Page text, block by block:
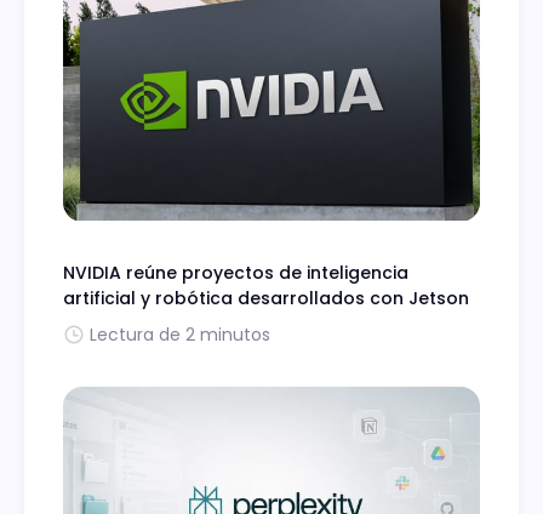
NVIDIA reúne proyectos de inteligencia
artificial y robótica desarrollados con Jetson
Lectura de 2 minutos